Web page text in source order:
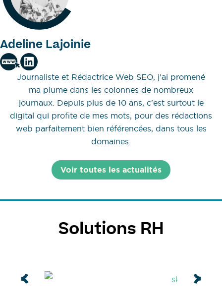
Adeline Lajoinie
Journaliste et Rédactrice Web SEO, j'ai promené
ma plume dans les colonnes de nombreux
journaux. Depuis plus de 10 ans, c'est surtout le
digital qui profite de mes mots, pour des rédactions
web parfaitement bien référencées, dans tous les
domaines.
Voir toutes les actualités
Solutions RH